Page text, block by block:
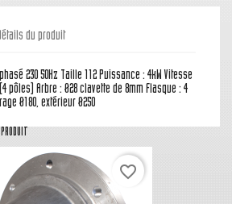
du produit
230 50Hz Taille 112 Puissance : 4kW Vitesse
pôles) Arbre : Ø28 clavette de 8mm Flasque : 4
Ø180, extérieur Ø250
favorite_border